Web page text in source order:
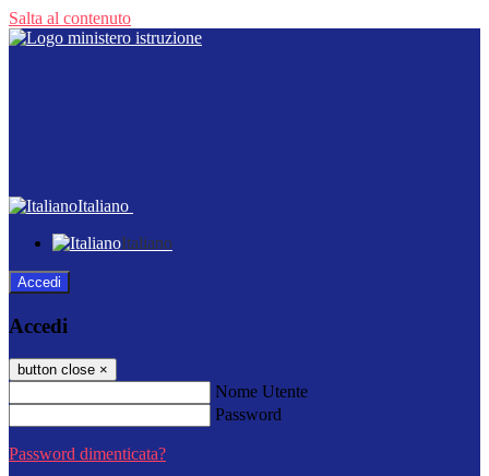
Salta al contenuto
Italiano
Italiano
Accedi
Accedi
button close ×
Nome Utente
Password
Password dimenticata?